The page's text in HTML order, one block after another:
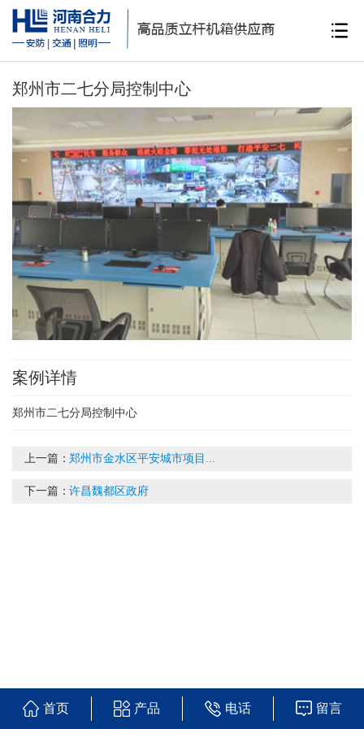
郑州市二七分局控制中心
案例详情
郑州市二七分局控制中心
上一篇：郑州市金水区平安城市项目...
下一篇：许昌魏都区政府
首页 产品 电话 留言